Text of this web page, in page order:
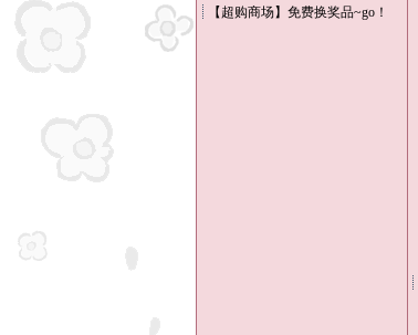
【超购商场】免费换奖品~go！